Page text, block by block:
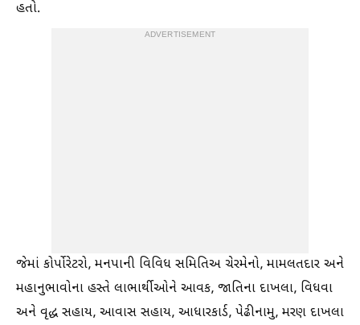
હતો.
ADVERTISEMENT
જેમાં કોર્પોરેટરો, મનપાની વિવિધ સમિતિઅ ચેરમેનો, મામલતદાર અને
મહાનુભાવોના હસ્તે લાભાર્થીઓને આવક, જાતિના દાખલા, વિધવા
અને વૃદ્ધ સહાય, આવાસ સહાય, આધારકાર્ડ, પેઢીનામુ, મરણ દાખલા